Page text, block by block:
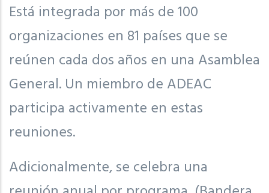
Está integrada por más de 100
organizaciones en 81 países que se
reúnen cada dos años en una Asamblea
General. Un miembro de ADEAC
participa activamente en estas
reuniones.
Adicionalmente, se celebra una